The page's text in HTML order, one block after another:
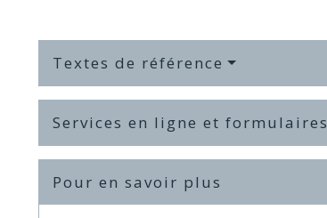
Textes de référence
Services en ligne et formulaires
Pour en savoir plus